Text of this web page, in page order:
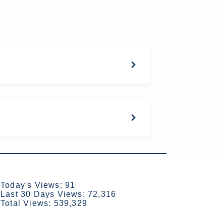
Today's Views: 91
Last 30 Days Views: 72,316
Total Views: 539,329